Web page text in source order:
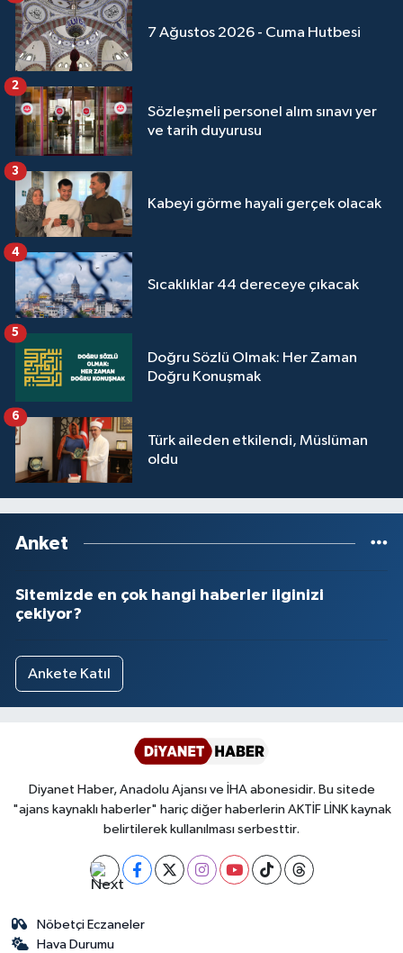
7 Ağustos 2026 - Cuma Hutbesi
Sözleşmeli personel alım sınavı yer
ve tarih duyurusu
2
Kabeyi görme hayali gerçek olacak
3
Sıcaklıklar 44 dereceye çıkacak
4
Doğru Sözlü Olmak: Her Zaman
Doğru Konuşmak
5
Türk aileden etkilendi, Müslüman
oldu
6
Anket
Sitemizde en çok hangi haberler ilginizi
çekiyor?
Ankete Katıl
Diyanet Haber, Anadolu Ajansı ve İHA abonesidir. Bu sitede
"ajans kaynaklı haberler" hariç diğer haberlerin AKTİF LİNK kaynak
belirtilerek kullanılması serbesttir.
Nöbetçi Eczaneler
Hava Durumu
Tunceli Müftülüğü
Uşak Müftülüğü
Van Müftülüğü
Yozgat Müftülüğü
Zonguldak Müftülüğü